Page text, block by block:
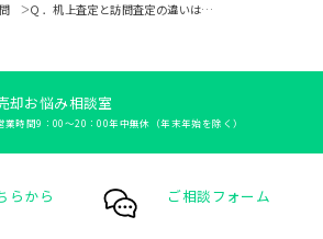
Ｑ．机上査定と訪問査定の違いは・・・
却お悩み相談室
業時間9：00〜20：00年中無休（年末年始を除く）
らから ご相談フォーム